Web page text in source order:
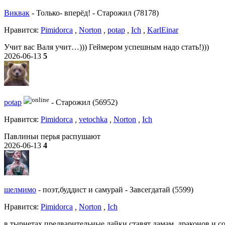
Виквак - Только- вперёд! - Старожил (78178)
Нравитcя: Pimidorca Norton potap Ich
KarlEinar
Учит вас Валя учит…))) Геймером успешным надо стать!)))
2026-06-13 5
potap - Старожил (56952)
Нравитcя: Pimidorca vetochka Norton
Ich
Павлиньи перья распушают
2026-06-13 4
шелмимо - поэт,буддист и самурай - Завсегдатай (5599)
Нравитcя: Pimidorca Norton
Ich